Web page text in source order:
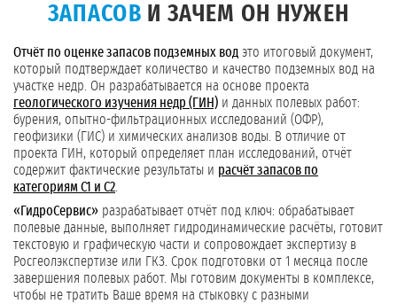
ЗАПАСОВ И ЗАЧЕМ ОН НУЖЕН
Отчёт по оценке запасов подземных вод это итоговый документ,
который подтверждает количество и качество подземных вод на
участке недр. Он разрабатывается на основе проекта
геологического изучения недр (ГИН) и данных полевых работ:
бурения, опытно-фильтрационных исследований (ОФР),
геофизики (ГИС) и химических анализов воды. В отличие от
проекта ГИН, который определяет план исследований, отчёт
содержит фактические результаты и расчёт запасов по
категориям С1 и С2
«ГидроСервис» разрабатывает отчёт под ключ: обрабатывает
полевые данные, выполняет гидродинамические расчёты, готовит
текстовую и графическую части и сопровождает экспертизу в
Росгеолэкспертизе или ГКЗ. Срок подготовки от 1 месяца после
завершения полевых работ. Мы готовим документы в комплексе,
чтобы не тратить Ваше время на стыковку с разными